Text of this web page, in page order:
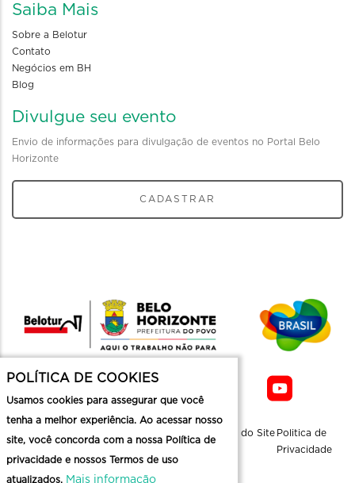
Saiba Mais
Sobre a Belotur
Contato
Negócios em BH
Blog
Divulgue seu evento
Envio de informações para divulgação de eventos no Portal Belo
Horizonte
CADASTRAR
Mapa do Site Politica de
Privacidade
POLÍTICA DE COOKIES
Usamos cookies para assegurar que você
tenha a melhor experiência. Ao acessar nosso
site, você concorda com a nossa Política de
privacidade e nossos Termos de uso
atualizados. Mais informação